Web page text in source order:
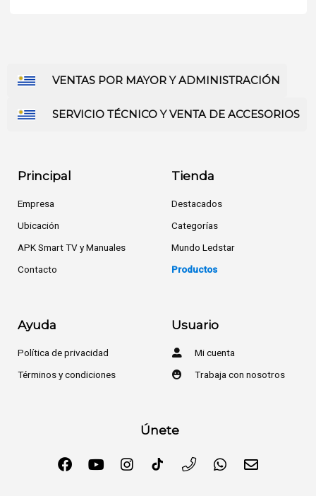
VENTAS POR MAYOR Y ADMINISTRACIÓN
SERVICIO TÉCNICO Y VENTA DE ACCESORIOS
Principal
Empresa
Ubicación
APK Smart TV y Manuales
Contacto
Tienda
Destacados
Categorías
Mundo Ledstar
Productos
Ayuda
Política de privacidad
Términos y condiciones
Usuario
Mi cuenta
Trabaja con nosotros
Únete